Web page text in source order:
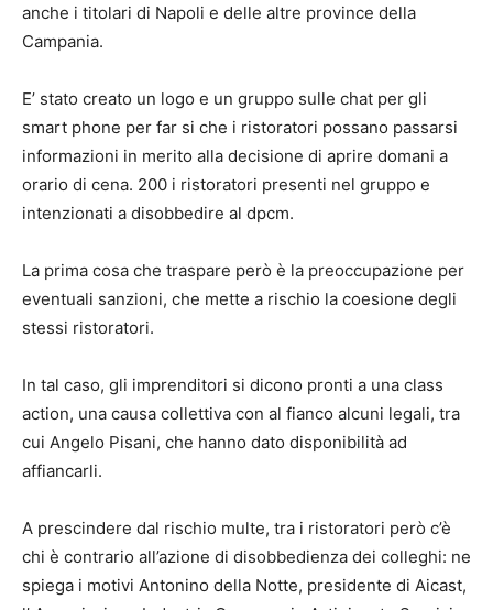
anche i titolari di Napoli e delle altre province della
Campania.
E’ stato creato un logo e un gruppo sulle chat per gli
smart phone per far si che i ristoratori possano passarsi
informazioni in merito alla decisione di aprire domani a
orario di cena. 200 i ristoratori presenti nel gruppo e
intenzionati a disobbedire al dpcm.
La prima cosa che traspare però è la preoccupazione per
eventuali sanzioni, che mette a rischio la coesione degli
stessi ristoratori.
In tal caso, gli imprenditori si dicono pronti a una class
action, una causa collettiva con al fianco alcuni legali, tra
cui Angelo Pisani, che hanno dato disponibilità ad
affiancarli.
A prescindere dal rischio multe, tra i ristoratori però c’è
chi è contrario all’azione di disobbedienza dei colleghi: ne
spiega i motivi Antonino della Notte, presidente di Aicast,